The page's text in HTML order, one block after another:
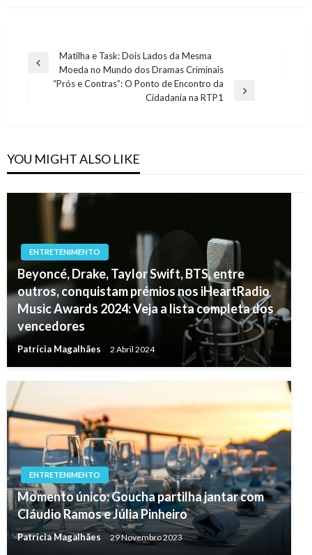
Navegação
Previous
Matilha e Task: Dois Lados da Mesma
Moeda no Mundo dos Dramas Criminais
“Prós e Contras”: O Ponto de Encontro da
Cidadania na RTP1
YOU MIGHT ALSO LIKE
ENTRETENIMENTO
Beyoncé, Drake, Taylor Swift, BTS, entre
outros, conquistam prémios nos iHeartRadio
Music Awards 2024: Veja a lista completa dos
vencedores
Patrícia Magalhães 2 Abril 2024
ENTRETENIMENTO
Momento único: Goucha partilha jantar com
Cláudio Ramos e Júlia Pinheiro
Patrícia Magalhães 29 Novembro 2023